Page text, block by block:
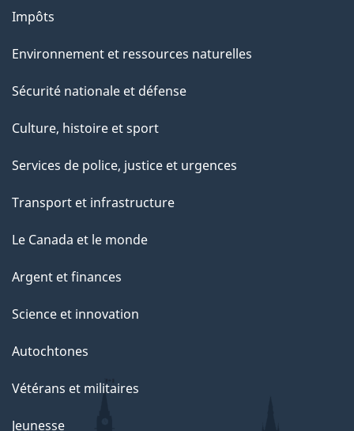
Impôts
Environnement et ressources naturelles
Sécurité nationale et défense
Culture, histoire et sport
Services de police, justice et urgences
Transport et infrastructure
Le Canada et le monde
Argent et finances
Science et innovation
Autochtones
Vétérans et militaires
Jeunesse